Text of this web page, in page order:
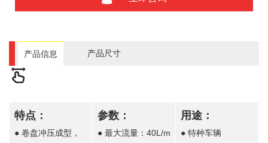
产品信息 产品尺寸
特点：
● 卷盘冲压成型，
参数：
● 最大流量：40L/m
用途：
● 特种车辆